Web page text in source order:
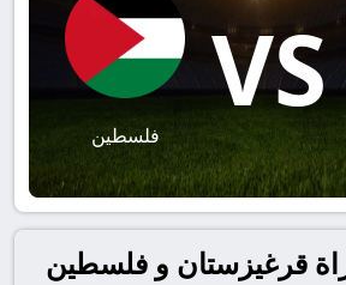
VS
فلسطين
قرغيزستان و فلسطين